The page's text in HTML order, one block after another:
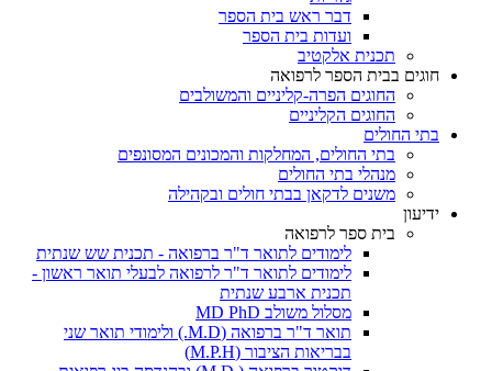
דבר ראש בית הספר
ועדות בית הספר
תכנית אלקטיב
חוגים בבית הספר לרפואה
החוגים הפרה-קליניים והמשולבים
החוגים הקליניים
בתי החולים
בתי החולים, המחלקות והמכונים המסונפים
מנהלי בתי החולים
משנים לדקאן בבתי חולים ובקהילה
ידיעון
בית ספר לרפואה
לימודים לתואר ד"ר ברפואה - תכנית שש שנתית
לימודים לתואר ד"ר לרפואה לבעלי תואר ראשון -
תכנית ארבע שנתית
מסלול משולב MD PhD
תואר ד"ר ברפואה (M.D.) ולימודי תואר שני
בבריאות הציבור (M.P.H)